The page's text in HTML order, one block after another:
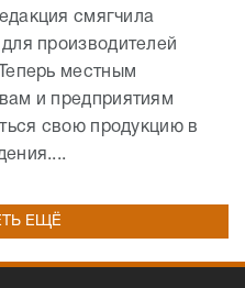
смягчила
производителей
местным
и предприятиям
свою продукцию в
ЕЩЁ